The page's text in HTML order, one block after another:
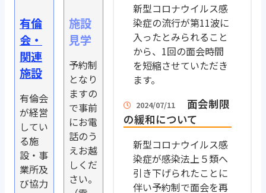
有倫
会・
関連
施設
有倫会
が経営
してい
る施
設・事
業所及
び協力
施設
見学
予約制
となり
ますの
で事前
にお電
話のう
えお越
しくだ
さい。
新型コロナウイルス感
染症の流行が第11波に
入ったとみられること
から、1回の面会時間
を短縮させていただき
ます。
2024/07/11
面会制限
の緩和について
新型コロナウイルス感
染症が感染法上５類へ
引き下げられたことに
伴い予約制で面会を再